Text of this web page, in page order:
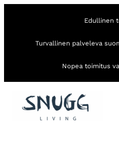
Edullinen
Turvallinen palveleva
Nopea toimitus